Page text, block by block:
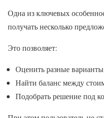
Одна из ключевых
получать несколько
Это позволяет:
Оценить разные
Найти баланс между
Подобрать решение под